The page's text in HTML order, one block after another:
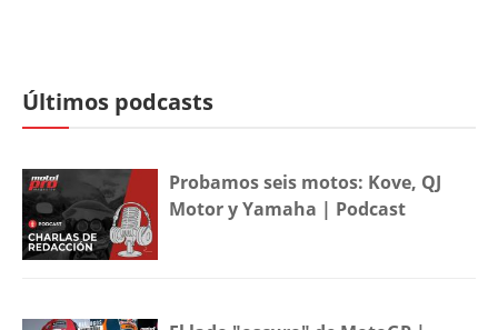
Últimos podcasts
Probamos seis motos: Kove, QJ
Motor y Yamaha | Podcast